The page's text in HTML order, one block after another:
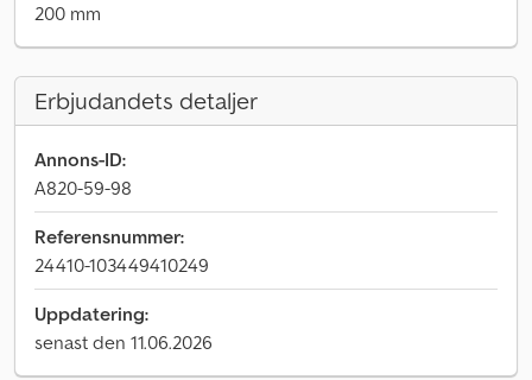
200 mm
Erbjudandets detaljer
Annons-ID:
A820-59-98
Referensnummer:
24410-103449410249
Uppdatering:
senast den 11.06.2026